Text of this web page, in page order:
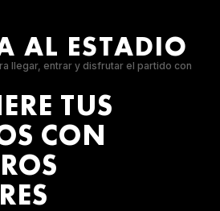
AL ESTADIO
llegar, entrar y disfrutar el partido con
TUS
CON